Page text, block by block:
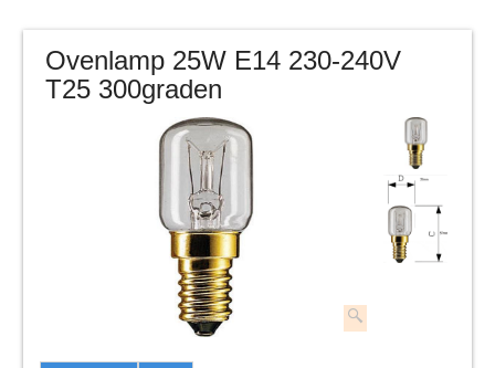
Ovenlamp 25W E14 230-240V
T25 300graden